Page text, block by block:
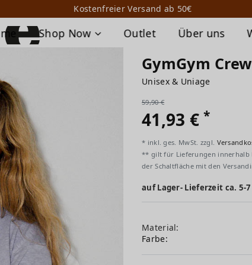
Kostenfreier Versand ab 50€
Shop Now Outlet Über uns
GymGym
Unisex & Uniage
59,90 €
41,93 €*
* inkl. ges. MwSt. zzgl.
** gilt für Lieferungen innerhalb
der Schaltfläche mit den
auf Lager- Lieferzeit ca. 5-
Material:
Farbe: